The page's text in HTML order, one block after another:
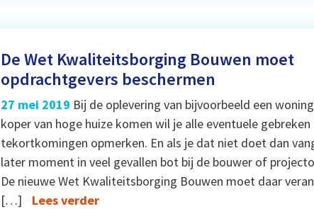
De Wet Kwaliteitsborging Bouwen moet
opdrachtgevers beschermen
27 mei 2019 Bij de oplevering van bijvoorbeeld een
koper van hoge huize komen wil je alle eventuele gebreken
tekortkomingen opmerken. En als je dat niet doet dan
later moment in veel gevallen bot bij de bouwer of
De nieuwe Wet Kwaliteitsborging Bouwen moet daar
[…]
Lees verder